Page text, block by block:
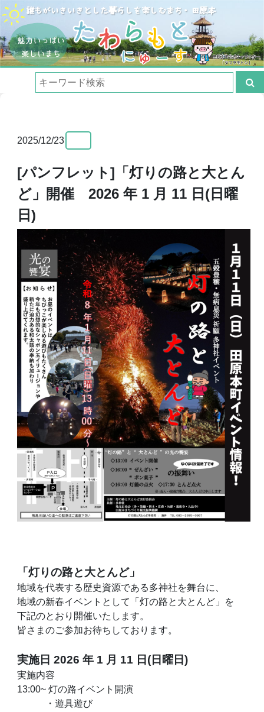
2025/12/23
[パンフレット]「灯りの路と大とん
ど」開催 2026 年 1 月 11 日(日曜
日)
「灯りの路と大とんど」
地域を代表する歴史資源である多神社を舞台に、
地域の新春イベントとして「灯の路と大とんど」を
下記のとおり開催いたします。
皆さまのご参加お待ちしております。
実施日 2026 年 1 月 11 日(日曜日)
実施内容
13:00~ 灯の路イベント開演
・遊具遊び